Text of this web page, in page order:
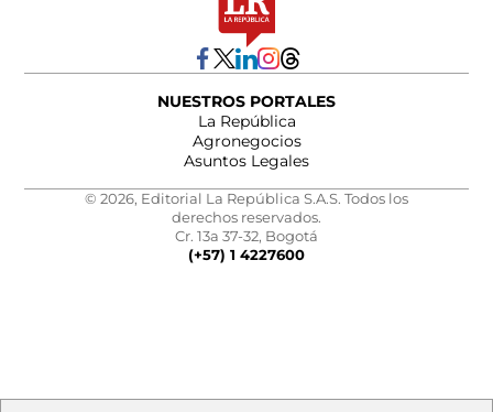
NUESTROS PORTALES
La República
Agronegocios
Asuntos Legales
© 2026, Editorial La República S.A.S. Todos los
derechos reservados.
Cr. 13a 37-32, Bogotá
(+57) 1 4227600